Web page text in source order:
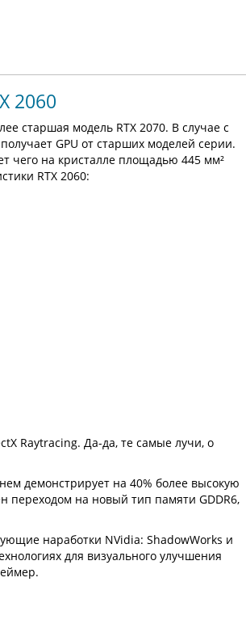
2060
старшая модель RTX 2070. В случае с
GPU от старших моделей серии.
чего на кристалле площадью 445 мм²
RTX 2060:
Raytracing. Да-да, те самые лучи, о
демонстрирует на 40% более высокую
переходом на новый тип памяти GDDR6,
наработки NVidia: ShadowWorks и
для визуального улучшения